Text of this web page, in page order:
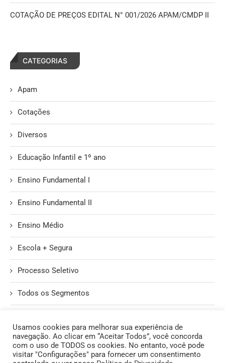
COTAÇÃO DE PREÇOS EDITAL N° 001/2026 APAM/CMDP II
CATEGORIAS
Apam
Cotações
Diversos
Educação Infantil e 1º ano
Ensino Fundamental I
Ensino Fundamental II
Ensino Médio
Escola + Segura
Processo Seletivo
Todos os Segmentos
Usamos cookies para melhorar sua experiência de
navegação. Ao clicar em “Aceitar Todos”, você concorda
com o uso de TODOS os cookies. No entanto, você pode
visitar "Configurações" para fornecer um consentimento